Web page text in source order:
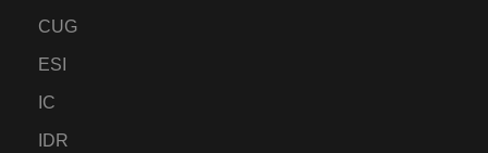
CUG
ESI
IC
IDR